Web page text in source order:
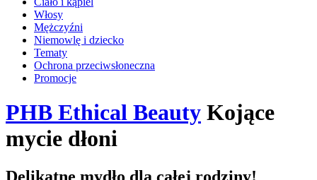
Włosy
Mężczyźni
Niemowlę i dziecko
Tematy
Ochrona przeciwsłoneczna
Promocje
PHB Ethical Beauty Kojące
mycie dłoni